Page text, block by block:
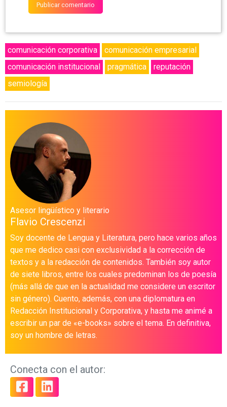
comunicación corporativa
comunicación empresarial
comunicación institucional
pragmática
reputación
semiología
Asesor lingüístico y literario
Flavio Crescenzi
Soy docente de Lengua y Literatura, pero hace varios años
que me dedico casi con exclusividad a la corrección de
textos y a la redacción de contenidos. También soy autor
de siete libros, entre los cuales predominan los de poesía
(más allá de que en la actualidad me considere un escritor
sin género). Cuento, además, con una diplomatura en
Redacción Institucional y Corporativa, y hasta me animé a
escribir un par de «e-books» sobre el tema. En definitiva,
soy un hombre de letras.
Conecta con el autor: